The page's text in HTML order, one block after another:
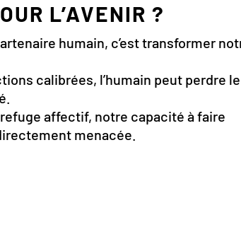
L’AVENIR ?
humain, c’est transformer
calibrées, l’humain peut perdre le
refuge affectif, notre capacité à faire
menacée.